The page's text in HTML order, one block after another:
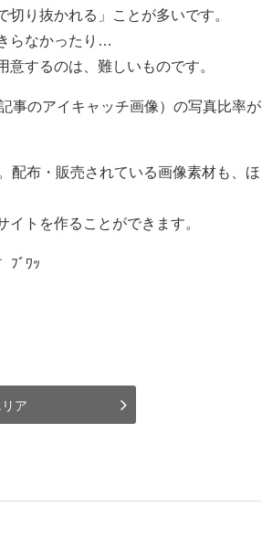
り抜かれる」ことが多いです。
らなかったり…
するのは、難しいものです。
事のアイキャッチ画像）の写真比率が
配布・販売されている画像素材も、ほ
トを作ることができます。
ﾌﾞﾜｯ
ア